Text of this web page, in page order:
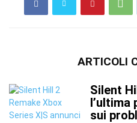
ARTICOLI
Silent
l’ultima
sui